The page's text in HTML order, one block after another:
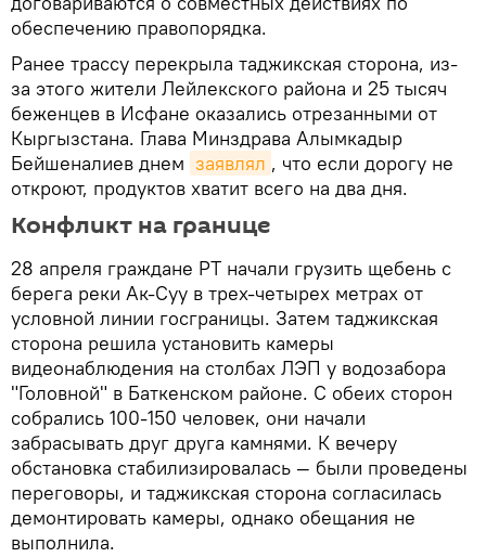
обеспечению правопорядка.
Ранее трассу перекрыла таджикская сторона, из-
за этого жители Лейлекского района и 25 тысяч
беженцев в Исфане оказались отрезанными от
Кыргызстана. Глава Минздрава Алымкадыр
Бейшеналиев днем заявлял , что если дорогу не
откроют, продуктов хватит всего на два дня.
Конфликт на границе
28 апреля граждане РТ начали грузить щебень с
берега реки Ак-Суу в трех-четырех метрах от
условной линии госграницы. Затем таджикская
сторона решила установить камеры
видеонаблюдения на столбах ЛЭП у водозабора
"Головной" в Баткенском районе. С обеих сторон
собрались 100-150 человек, они начали
забрасывать друг друга камнями. К вечеру
обстановка стабилизировалась — были проведены
переговоры, и таджикская сторона согласилась
демонтировать камеры, однако обещания не
выполнила.